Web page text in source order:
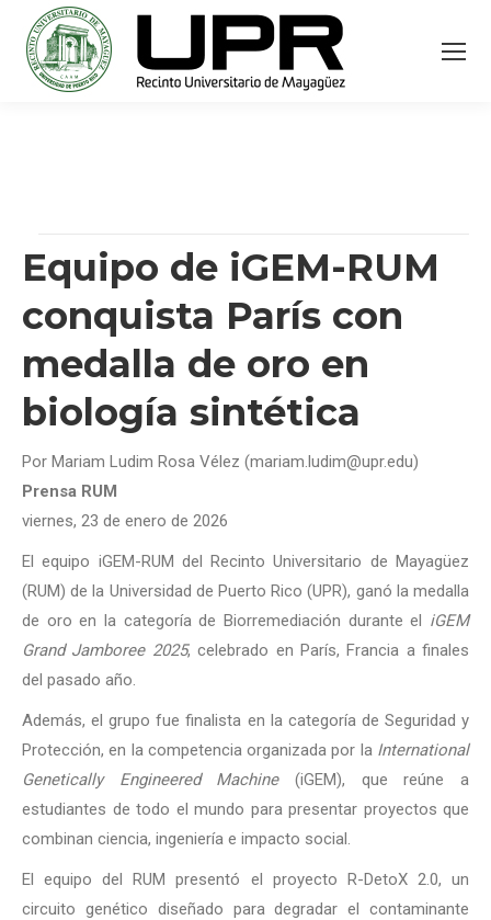
Equipo de iGEM-RUM
conquista París con
medalla de oro en
biología sintética
Por Mariam Ludim Rosa Vélez (mariam.ludim@upr.edu)
Prensa RUM
viernes, 23 de enero de 2026
El equipo iGEM-RUM del Recinto Universitario de Mayagüez
(RUM) de la Universidad de Puerto Rico (UPR), ganó la medalla
de oro en la categoría de Biorremediación durante el iGEM
Grand Jamboree 2025, celebrado en París, Francia a finales
del pasado año.
Además, el grupo fue finalista en la categoría de Seguridad y
Protección, en la competencia organizada por la International
Genetically Engineered Machine(iGEM), que reúne a
estudiantes de todo el mundo para presentar proyectos que
combinan ciencia, ingeniería e impacto social.
El equipo del RUM presentó el proyecto R-DetoX 2.0, un
circuito genético diseñado para degradar el contaminante